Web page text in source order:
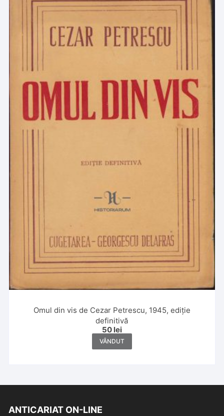
Omul din vis de Cezar Petrescu, 1945, ediție
definitivă
50 lei
VÂNDUT
ANTICARIAT ON-LINE